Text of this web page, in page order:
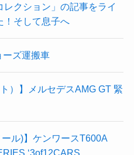
レクション」の記事をライ
！そして息子へ
ーズ運搬車
）】メルセデスAMG GT 緊
ル)】ケンワースT600A
‘3of12CARS